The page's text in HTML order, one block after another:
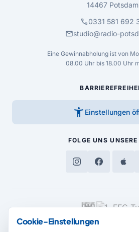
14467 Potsdam
call0331 581 692
mailstudio@radio-
Eine Gewinnabholung ist von
08.00 Uhr bis 18.00 Uhr
accessibility_new Einstellungen
FOLGE UNS
MEDIENPARTNER
Cookie-Einstellungen